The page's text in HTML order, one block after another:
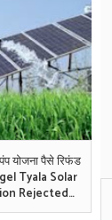
पैसे रिफंड
Tyala Solar
Rejected
in Marathi